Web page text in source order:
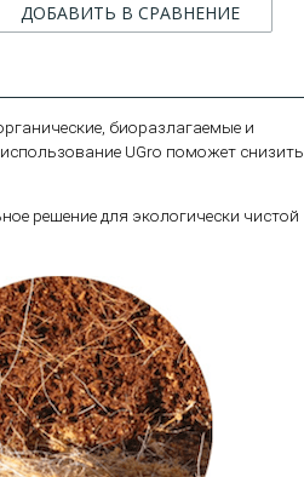
ДОБАВИТЬ В СРАВНЕНИЕ
биоразлагаемые и
UGro поможет снизить
решение для экологически чистой